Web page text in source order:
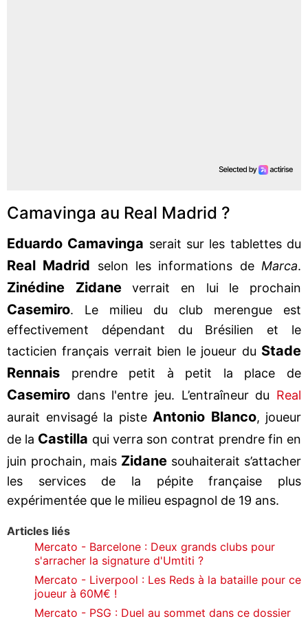
Camavinga au Real Madrid ?
Eduardo Camavinga serait sur les tablettes du
Real Madrid selon les informations de Marca.
Zinédine Zidaneverrait en lui le prochain
Casemiro. Le milieu du club merengue est
effectivement dépendant du Brésilien et le
tacticien français verrait bien le joueur du Stade
Rennais prendre petit à petit la place de
Casemiro dans l'entre jeu. L’entraîneur du Real
aurait envisagé la piste Antonio Blanco, joueur
de la Castilla qui verra son contrat prendre fin en
juin prochain, mais Zidane souhaiterait s’attacher
les services de la pépite française plus
expérimentée que le milieu espagnol de 19 ans.
Articles liés
Mercato - Barcelone : Deux grands clubs pour
s'arracher la signature d'Umtiti ?
Mercato - Liverpool : Les Reds à la bataille pour ce
joueur à 60M€ !
Mercato - PSG : Duel au sommet dans ce dossier